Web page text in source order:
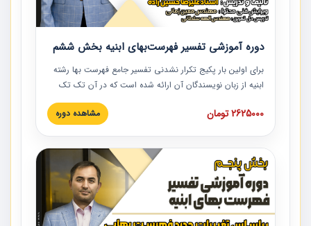
دوره آموزشی تفسیر فهرست‌بهای ابنیه بخش ششم
برای اولین بار پکیج تکرار نشدنی تفسیر جامع فهرست بها رشته
ابنیه از زبان نویسندگان آن ارائه شده است که در آن تک تک
ردیف ها و مطالب فهرست بها تفسیر و ارائه شده است. این
دوره به صورت کامل تصویری بوده و به همراه تصاویر عملیات
دوره با کلام مهندس علیرضاحسین‌زاده مدیر پروژه مهندسی
مشاور در امر بازنگری فهرست بها رشته ابنیه ارائه شده و به تمام
همکارانی که در حوزه صنعت ساخت در حال فعالیت هستند حتما
توصیه می کنیم از مطالب این دوره استفاده نمایند.
2625000 تومان مشاهده دوره